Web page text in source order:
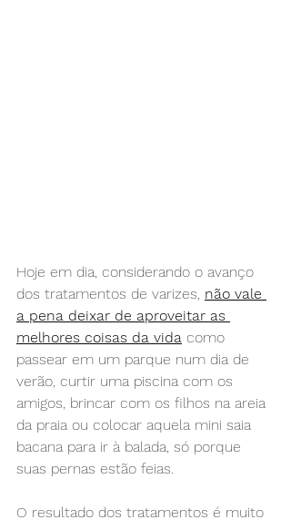
Hoje em dia, considerando o avanço
dos tratamentos de varizes, não vale
a pena deixar de aproveitar as
melhores coisas da vida como
passear em um parque num dia de
verão, curtir uma piscina com os
amigos, brincar com os filhos na areia
da praia ou colocar aquela mini saia
bacana para ir à balada, só porque
suas pernas estão feias.
O resultado dos tratamentos é muito